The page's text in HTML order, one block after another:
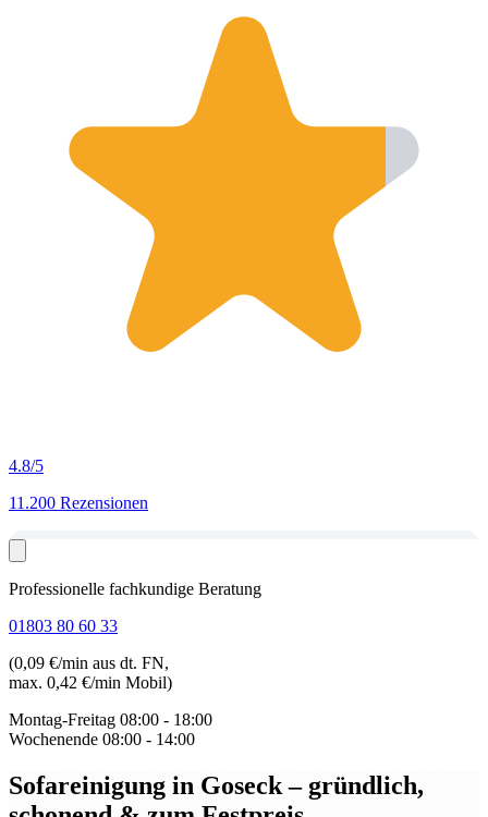
4.8/5
11.200 Rezensionen
Professionelle fachkundige Beratung
01803 80 60 33
(0,09 €/min aus dt. FN,
max. 0,42 €/min Mobil)
Montag-Freitag 08:00 - 18:00
Wochenende 08:00 - 14:00
Sofareinigung in Goseck– gründlich,